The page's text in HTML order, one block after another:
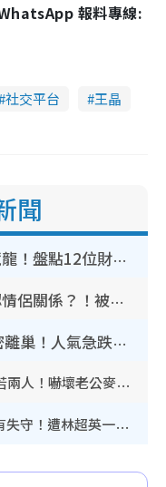
報料專線:
社交平台
王晶
聞
《愛回家》隱形富豪臥虎藏龍！盤點12位財氣逼人的有錢藝人：呢位靚女3億身家唔憂做
葉蒨文拍拖一周年親自否認情侶關係？！被質疑感情造假竟稱GM「普通同事」
30歲男藝人低調宣布已秘密離巢！人氣急跌變失蹤人口︰「這幾年過得並不容易」
簡淑兒染金毛剪短頭髮氣質判若兩人！嚇壞老公麥大力都認唔出：「你做咩事？」
TVB新聞主播陳嘉欣鏡頭前罕有失守！遭林超英一句說話突襲嚇親當場大笑